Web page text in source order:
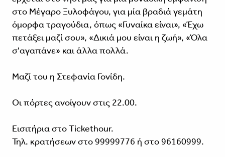
στο Μέγαρο Ξυλοφάγου, για μία βραδιά γεμάτη
όμορφα τραγούδια, όπως «Γυναίκα είναι», «Έχω
πετάξει μαζί σου», «Δικιά μου είναι η ζωή», «Όλα
σ'αγαπάνε» και άλλα πολλά.
Μαζί του η Στεφανία Γονίδη.
Οι πόρτες ανοίγουν στις 22.00.
Εισιτήρια στο Tickethour.
Τηλ. κρατήσεων στο 99999776 ή στο 96160999.